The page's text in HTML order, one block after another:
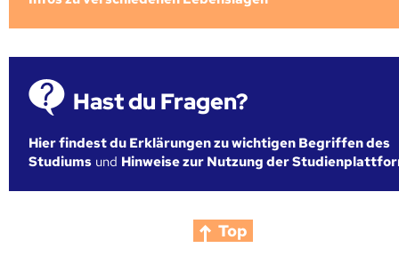
Hast du Fragen?
Hier findest du Erklärungen zu wichtigen Begriffen des
Studiums und Hinweise zur Nutzung der
Top